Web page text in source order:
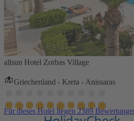
allsun Hotel Zorbas Village
Griechenland - Kreta - Anissaras
Für dieses Hotel liegen 2389